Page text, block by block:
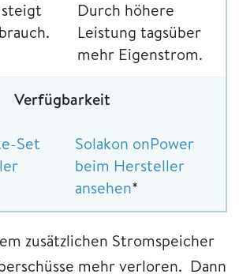
Durch höhere
Leistung tagsüber
mehr Eigenstrom.
Verfügbarkeit
Set
Solakon onPower
beim Hersteller
ansehen*
zusätzlichen Stromspeicher
mehr verloren. Dann